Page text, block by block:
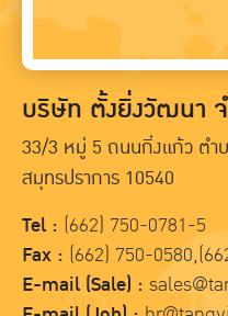
บริษัท ตั้งยิ่งวัฒนา
33/3 หมู่ 5 ถนนกิ่งแก้ว ตำบ
สมุทรปราการ 10540
Tel : (662) 750-0781-5
Fax : (662) 750-
E-mail (Sale) :